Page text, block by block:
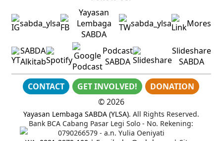
sabda_ylsa
Yayasan
Lembaga
SABDA
sabda_ylsa Mores
SABDA
Alkitab
Podcast
SABDA
Slideshare
SABDA
CONTACT GET INVOLVED!
DONATION
©2026
Yayasan Lembaga SABDA (YLSA). All Rights Reserved.
Bank BCA Cabang Pasar Legi Solo - No. Rekening:
0790266579 - a.n. Yulia Oeniyati